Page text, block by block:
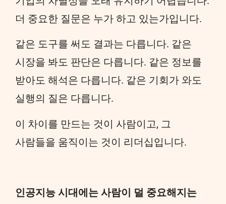
더 중요한 질문은 누가 하고 있는가입니다.
같은 도구를 써도 결과는 다릅니다. 같은
시장을 봐도 판단은 다릅니다. 같은 정보를
받아도 해석은 다릅니다. 같은 기회가 와도
실행의 질은 다릅니다.
이 차이를 만드는 것이 사람이고, 그
사람들을 움직이는 것이 리더십입니다.
인공지능 시대에는 사람이 덜 중요해지는